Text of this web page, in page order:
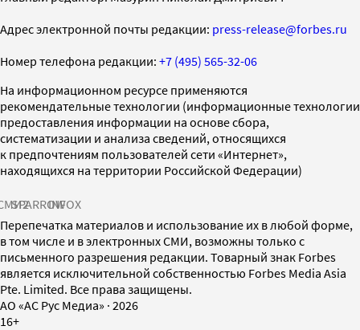
Адрес электронной почты редакции: press-release@forbes.ru
Номер телефона редакции: +7 (495) 565-32-06
На информационном ресурсе применяются
рекомендательные технологии (информационные технологии
предоставления информации на основе сбора,
систематизации и анализа сведений, относящихся
к предпочтениям пользователей сети «Интернет»,
находящихся на территории Российской Федерации)
SPARROWINFOX
Перепечатка материалов и использование их в любой форме,
в том числе и в электронных СМИ, возможны только с
письменного разрешения редакции. Товарный знак Forbes
является исключительной собственностью Forbes Media Asia
Pte. Limited. Все права защищены.
AO «АС Рус Медиа» · 2026
16+